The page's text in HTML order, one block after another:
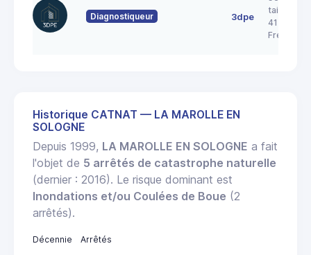
Diagnostiqueur 3dpe
taille
41700
Fresnes
Historique CATNAT — LA MAROLLE EN
SOLOGNE
Depuis 1999, LA MAROLLE EN SOLOGNE a fait
l'objet de 5 arrêtés de catastrophe naturelle
(dernier : 2016). Le risque dominant est
Inondations et/ou Coulées de Boue (2
arrêtés).
Décennie
Arrêtés